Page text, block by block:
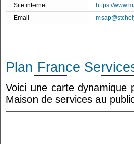
Site internet
https://
Email
Plan France
Voici une carte dynamique
Maison de services au